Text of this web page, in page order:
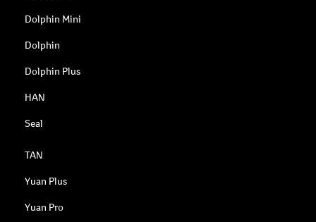
Dolphin Mini
Dolphin
Dolphin Plus
HAN
Seal
TAN
Yuan Plus
Yuan Pro